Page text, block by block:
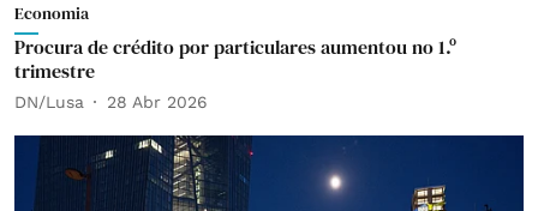
Economia
Procura de crédito por particulares aumentou no 1.º
trimestre
DN/Lusa 28 Abr 2026